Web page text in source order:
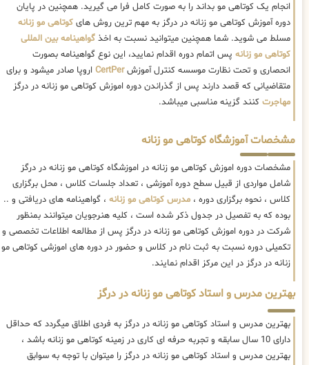
انجام یک کوتاهی مو بداند را به صورت کامل فرا می گیرید. همچنین در پایان
دوره آموزش کوتاهی مو زنانه در درگز به مهم ترین روش هایکوتاهی مو زنانه
مسلط می شوید. شما همچنین میتوانید نسبت به اخذگواهینامه بین المللی
کوتاهی مو زنانهپس اتمام دوره اقدام نمایید، این نوع گواهینامه بصورت
انحصاری و تحت نظارت موسسه کنترل آموزشCertPerاروپا صادر میشود و برای
متقاضیانی که قصد دارند پس از گذراندن دوره اموزش کوتاهی مو زنانه در درگز
مهاجرتکنند گزینه مناسبی میباشد.
مشخصات آموزشگاه کوتاهی مو زنانه
مشخصات دوره اموزش کوتاهی مو زنانه در اموزشگاه کوتاهی مو زنانه در درگز
شامل مواردی از قبیل سطح دوره آموزشی ، تعداد جلسات کلاس ، محل برگزاری
کلاس ، نحوه برگزاری دوره ، مدرس کوتاهی مو زنانه، گواهینامه های دریافتی و ..
بوده که به تفصیل در جدول ذکر شده است ، کلیه هنرجویان میتوانند بمنظور
شرکت در دوره اموزش کوتاهی مو زنانه در درگز پس از مطالعه اطلاعات تخصصی و
تکمیلی دوره نسبت به ثبت نام در کلاس و حضور در دوره های اموزشی کوتاهی مو
زنانه در درگز در این مرکز اقدام نمایند.
بهترین مدرس و استاد کوتاهی مو زنانه در درگز
بهترین مدرس و استاد کوتاهی مو زنانه در درگز به فردی اطلاق میگردد که حداقل
دارای 10 سال سابقه و تجربه حرفه ای کاری در زمینه کوتاهی مو زنانه باشد ،
بهترین مدرس و استاد کوتاهی مو زنانه در درگز را میتوان با توجه به سوابق